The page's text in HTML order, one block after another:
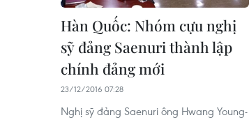
Hàn Quốc: Nhóm cựu nghị
sỹ đảng Saenuri thành lập
chính đảng mới
23/12/2016 07:28
Nghị sỹ đảng Saenuri ông Hwang Young-